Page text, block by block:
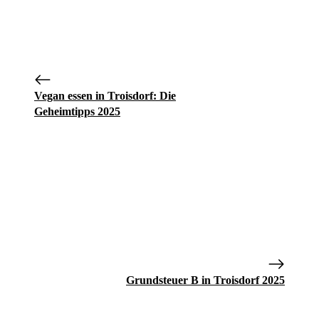
Vegan essen in Troisdorf: Die
Geheimtipps 2025
Grundsteuer B in Troisdorf 2025